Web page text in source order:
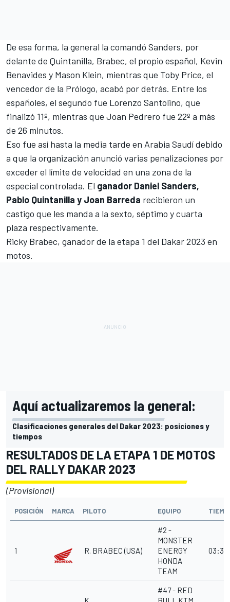
De esa forma, la general la comandó Sanders, por
delante de Quintanilla, Brabec, el propio español, Kevin
Benavides y Mason Klein, mientras que Toby Price, el
vencedor de la Prólogo, acabó por detrás. Entre los
españoles, el segundo fue Lorenzo Santolino, que
finalizó 11º, mientras que Joan Pedrero fue 22º a más
de 26 minutos.
Eso fue así hasta la media tarde en Arabia Saudí debido
a que la organización anunció varias penalizaciones por
exceder el límite de velocidad en una zona de la
especial controlada. El ganador Daniel Sanders,
Pablo Quintanilla y Joan Barreda recibieron un
castigo que les manda a la sexto, séptimo y cuarta
plaza respectivamente.
Ricky Brabec, ganador de la etapa 1 del Dakar 2023 en
motos.
Aquí actualizaremos la general:
Clasificaciones generales del Dakar 2023: posiciones y
tiempos
RESULTADOS DE LA ETAPA 1 DE MOTOS
DEL RALLY DAKAR 2023
(Provisional)
POSICIÓN MARCA PILOTO EQUIPO
1 R. BRABEC(USA)
#2 -
MONSTER
ENERGY
HONDA
TEAM
#47 - RED